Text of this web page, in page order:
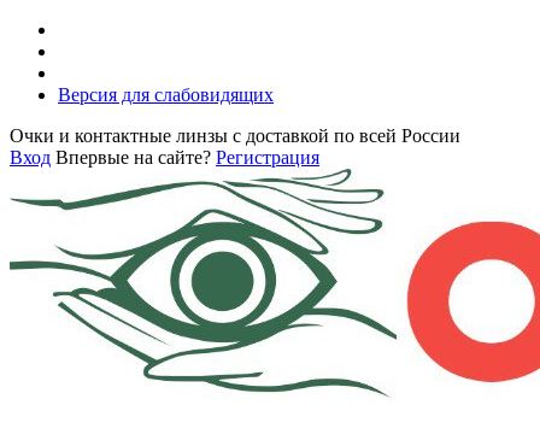
Версия для слабовидящих
Очки и контактные линзы с доставкой по всей России
Вход Впервые на сайте? Регистрация